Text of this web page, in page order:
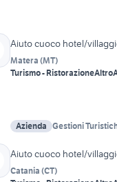
Aiuto cuoco hotel/
Matera (MT)
Turismo - RistorazioneAltro
Azienda Gestioni
Aiuto cuoco hotel/
Catania (CT)